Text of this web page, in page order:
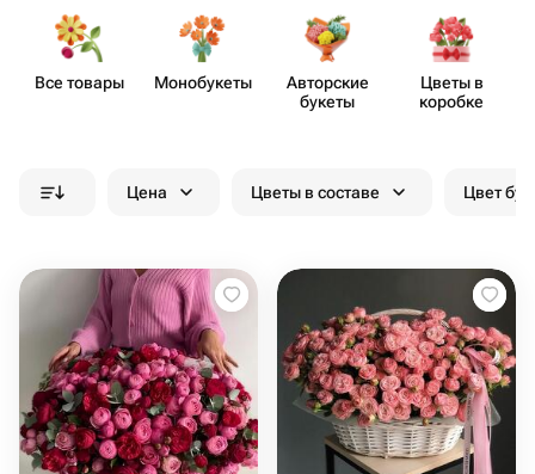
Все товары Моно​букеты
Авторские
букеты
Цветы в
коробке
Цена Цветы в составе Цвет